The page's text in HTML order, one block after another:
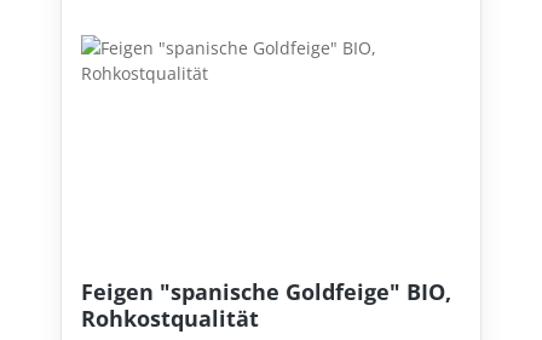
Feigen "spanische Goldfeige" BIO,
Rohkostqualität